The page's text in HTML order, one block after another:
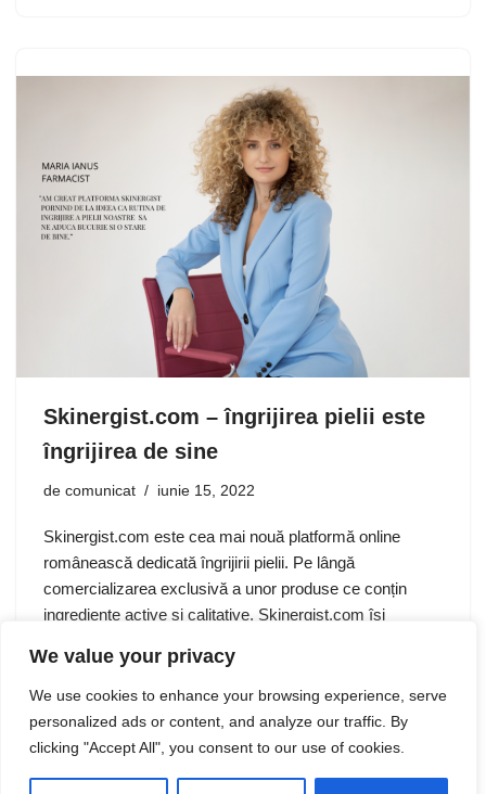
We value your privacy
We use cookies to enhance your browsing experience, serve
personalized ads or content, and analyze our traffic. By
clicking "Accept All", you consent to our use of cookies.
Skinergist.com – îngrijirea pielii este
îngrijirea de sine
de comunicat iunie 15, 2022
Skinergist.com este cea mai nouă platformă online
românească dedicată îngrijirii pielii. Pe lângă
comercializarea exclusivă a unor produse ce conțin
ingrediente active și calitative, Skinergist.com își
preocupați de…